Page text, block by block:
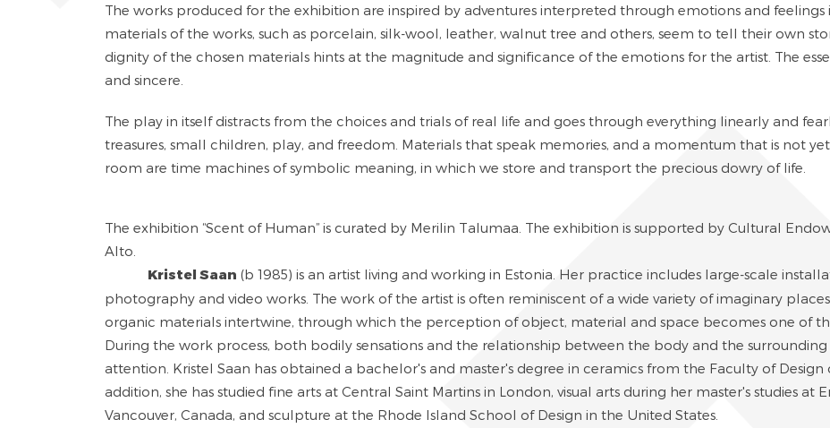
The works produced for the exhibition are inspired by adventures interpreted through emotions and feelings
materials of the works, such as porcelain, silk-wool, leather, walnut tree and others, seem to tell their own
dignity of the chosen materials hints at the magnitude and significance of the emotions for the artist. The
and sincere.
The play in itself distracts from the choices and trials of real life and goes through everything linearly and
treasures, small children, play, and freedom. Materials that speak memories, and a momentum that is not
room are time machines of symbolic meaning, in which we store and transport the precious dowry of life.
The exhibition “Scent of Human” is curated by Merilin Talumaa. The exhibition is supported by Cultural
Kristel Saan (b 1985) is an artist living and working in Estonia. Her practice includes large-scale
photography and video works. The work of the artist is often reminiscent of a wide variety of imaginary
organic materials intertwine, through which the perception of object, material and space becomes one of
During the work process, both bodily sensations and the relationship between the body and the
attention. Kristel Saan has obtained a bachelor's and master's degree in ceramics from the Faculty of
addition, she has studied fine arts at Central Saint Martins in London, visual arts during her master's studies at
Vancouver, Canada, and sculpture at the Rhode Island School of